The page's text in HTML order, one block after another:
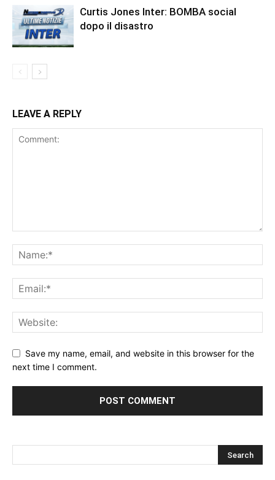
Curtis Jones Inter: BOMBA social
dopo il disastro
LEAVE A REPLY
Save my name, email, and website in this browser for the
next time I comment.